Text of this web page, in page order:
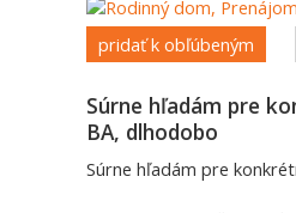
pridať k obľúbeným
Súrne hľadám pre
BA, dlhodobo
Súrne hľadám pre